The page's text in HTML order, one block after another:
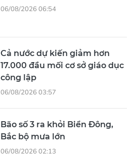
06/08/2026 06:54
Cả nước dự kiến giảm hơn
17.000 đầu mối cơ sở giáo dục
công lập
06/08/2026 03:57
Bão số 3 ra khỏi Biển Đông,
Bắc bộ mưa lớn
06/08/2026 02:13